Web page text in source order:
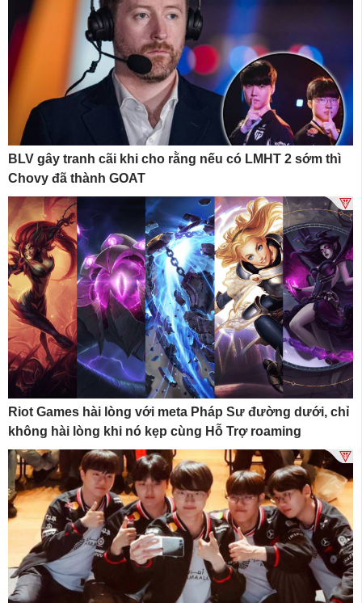
BLV gây tranh cãi khi cho rằng nếu có LMHT 2 sớm thì
Chovy đã thành GOAT
Riot Games hài lòng với meta Pháp Sư đường dưới, chỉ
không hài lòng khi nó kẹp cùng Hỗ Trợ roaming